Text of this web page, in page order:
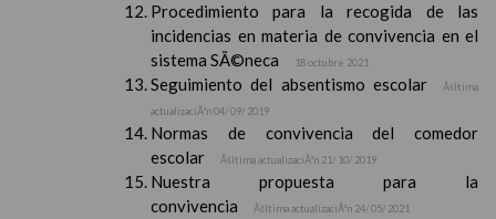
Procedimiento para la recogida de las
incidencias en materia de convivencia en el
sistema SÃ©neca
18 octubre 2021
Seguimiento del absentismo escolar
Ãšltima
actualizaciÃ³n 04/ 09/ 2019
Normas de convivencia del comedor
escolar
Ãšltima actualizaciÃ³n 21/ 10/ 2019
Nuestra propuesta para la
convivencia
Ãšltima actualizaciÃ³n 24/ 05/ 2021